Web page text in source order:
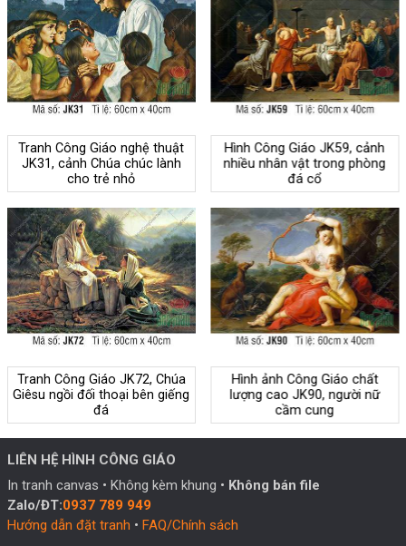
Tranh Công Giáo nghệ thuật
JK31, cảnh Chúa chúc lành
cho trẻ nhỏ
Hình Công Giáo JK59, cảnh
nhiều nhân vật trong phòng
đá cổ
Tranh Công Giáo JK72, Chúa
Giêsu ngồi đối thoại bên giếng
đá
Hình ảnh Công Giáo chất
lượng cao JK90, người nữ
cầm cung
LIÊN HỆ HÌNH CÔNG GIÁO
In tranh canvas • Không kèm khung • Không bán file
Zalo/ĐT:0937 789 949
Hướng dẫn đặt tranh • FAQ/Chính sách